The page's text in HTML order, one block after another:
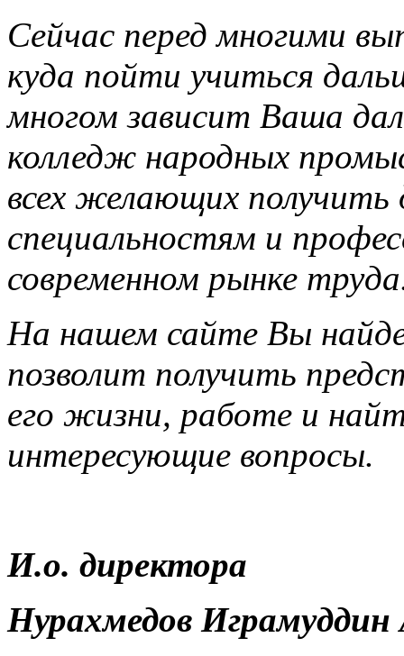
Сейчас перед многими
куда пойти учиться
многом зависит Ваша
колледж народных
всех желающих получить
специальностям и
современном рынке
На нашем сайте Вы
позволит получить
его жизни, работе и
интересующие вопросы.
И.о. директора
Нурахмедов Играмуддин